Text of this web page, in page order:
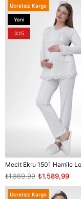
₺1.589,99
₺1.869,99
Ücretsiz Kargo
Yeni
Ürün
%15
Ücretsiz Kargo